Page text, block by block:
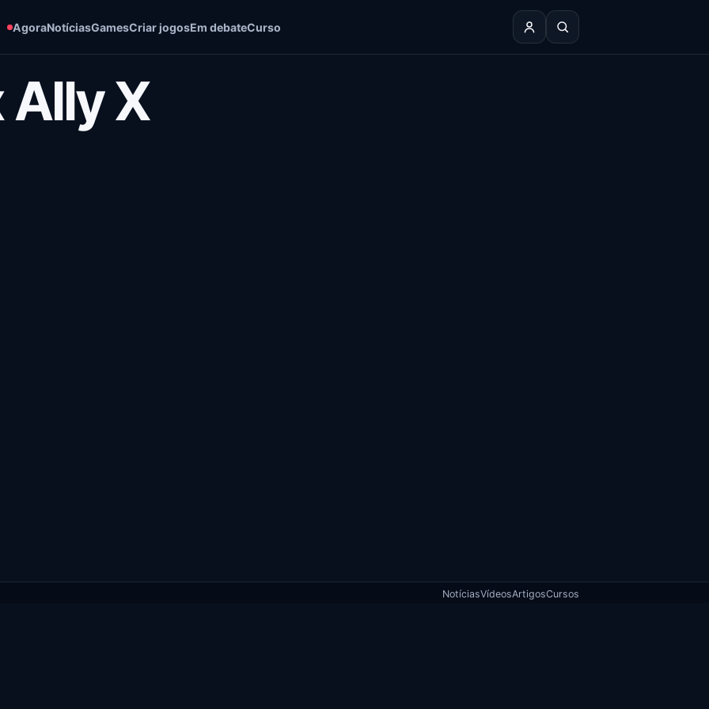
AgoraNotíciasGamesCriar jogosEm debateCurso
Ally X
NotíciasVídeosArtigosCursos